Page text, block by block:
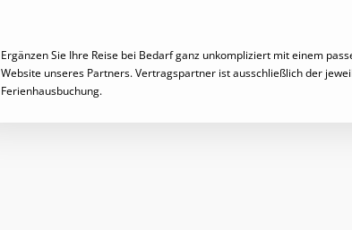
Ergänzen Sie Ihre Reise bei Bedarf ganz unkompliziert mit einem
Website unseres Partners. Vertragspartner ist ausschließlich der
Ferienhausbuchung.